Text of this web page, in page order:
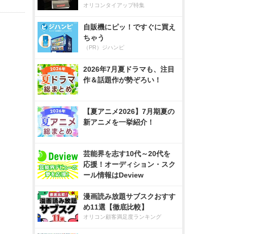
オリコンタイアップ特集
自販機にピッ！ですぐに買え
ちゃう
（PR）ジハンピ
2026年7月夏ドラマも、注目
作＆話題作が勢ぞろい！
【夏アニメ2026】7月期夏の
新アニメを一挙紹介！
芸能界を志す10代～20代を
応援！オーディション・スク
ール情報はDeview
漫画読み放題サブスクおすす
め11選【徹底比較】
オリコン顧客満足度ランキング